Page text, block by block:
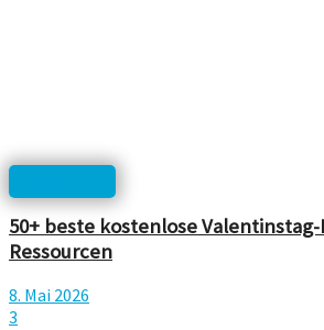
50+ beste kostenlose
Ressourcen
8. Mai 2026
3